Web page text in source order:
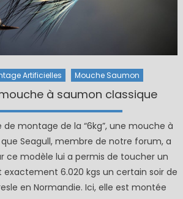
Artificielles Mouche Saumon
à saumon classique
de montage de la “6kg”, une mouche à
Seagull, membre de notre forum, a
ce modèle lui a permis de toucher un
exactement 6.020 kgs un certain soir de
en Normandie. Ici, elle est montée